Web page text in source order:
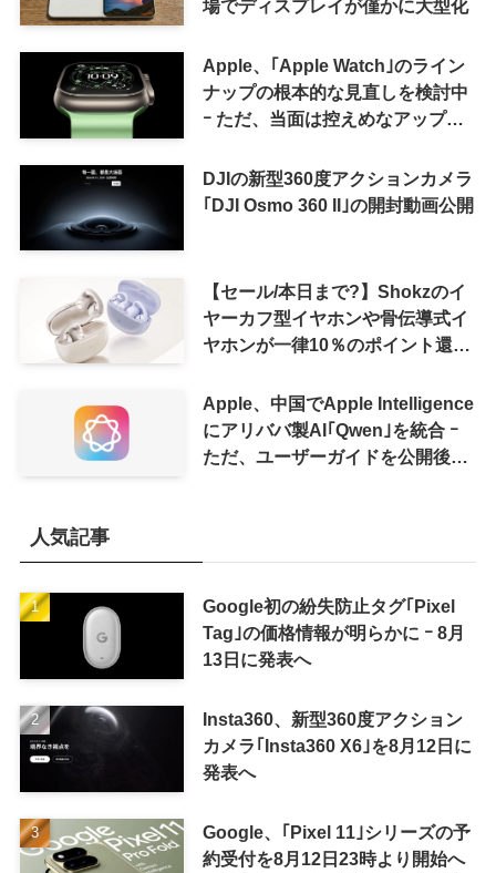
場でディスプレイが僅かに大型化
Apple、｢Apple Watch｣のライン
ナップの根本的な見直しを検討中
ｰ ただ、当面は控えめなアップグ
DJIの新型360度アクションカメラ
｢DJI Osmo 360 II｣の開封動画公開
【セール/本日まで?】Shokzのイ
ヤーカフ型イヤホンや骨伝導式イ
ヤホンが一律10％のポイント還元
Apple、中国でApple Intelligence
にアリババ製AI｢Qwen｣を統合 ｰ
ただ、ユーザーガイドを公開後に
人気記事
Google初の紛失防止タグ｢Pixel
Tag｣の価格情報が明らかに ｰ 8月
13日に発表へ
Insta360、新型360度アクション
カメラ｢Insta360 X6｣を8月12日に
発表へ
Google、｢Pixel 11｣シリーズの予
約受付を8月12日23時より開始へ